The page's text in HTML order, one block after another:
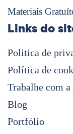
Materiais
Links do
Politica de
Política de
Trabalhe com
Blog
Portfólio